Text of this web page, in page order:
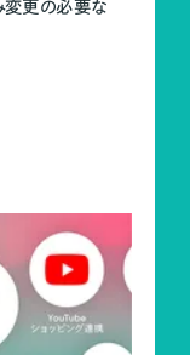
変更の必要な